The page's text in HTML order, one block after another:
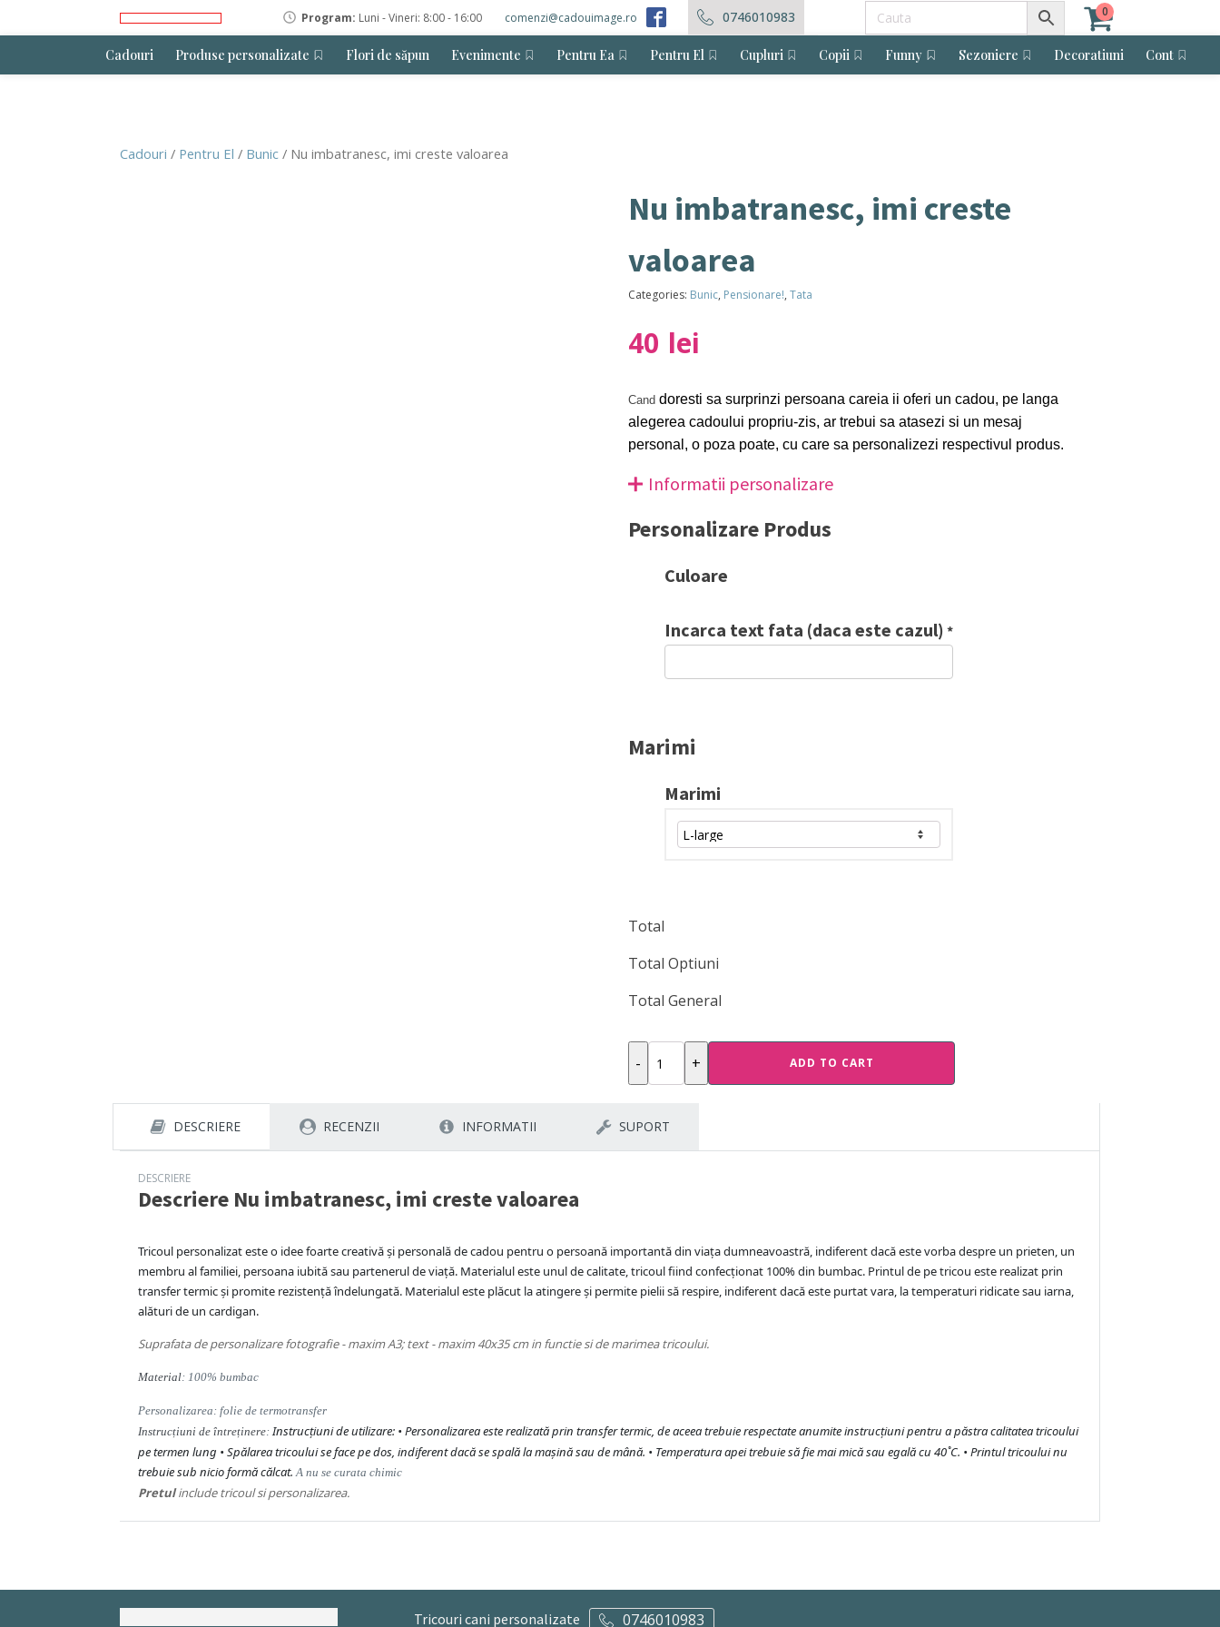
Program: Luni - Vineri: 8:00 - 16:00 comenzi@cadouimage.ro 0746010983 0
Cadouri Produse personalizate Flori de săpun Evenimente Pentru Ea Pentru El Cupluri Copii Funny Sezoniere Decoratiuni Cont
Cadouri / Pentru El / Bunic / Nu imbatranesc, imi creste valoarea
Nu imbatranesc, imi creste
valoarea
Categories: Bunic, Pensionare!, Tata
40 lei
Cand doresti sa surprinzi persoana careia ii oferi un cadou, pe langa
alegerea cadoului propriu-zis, ar trebui sa atasezi si un mesaj
personal, o poza poate, cu care sa personalizezi respectivul produs.
Informatii personalizare
Personalizare Produs
Culoare
Incarca text fata (daca este cazul) *
Marimi
Marimi
Total
Total Optiuni
Total General
-
Nu
imbatranesc,
creste
valoarea
+ ADD TO CART
DESCRIERE RECENZII INFORMATII SUPORT
DESCRIERE
Descriere Nu imbatranesc, imi creste valoarea
Tricoul personalizat este o idee foarte creativă și personală de cadou pentru o persoană importantă din viața dumneavoastră, indiferent dacă este vorba despre un prieten, un
membru al familiei, persoana iubită sau partenerul de viață. Materialul este unul de calitate, tricoul fiind confecționat 100% din bumbac. Printul de pe tricou este realizat prin
transfer termic și promite rezistență îndelungată. Materialul este plăcut la atingere și permite pielii să respire, indiferent dacă este purtat vara, la temperaturi ridicate sau iarna,
alături de un cardigan.
Suprafata de personalizare fotografie - maxim A3; text - maxim 40x35 cm in functie si de marimea tricoului.
Material: 100% bumbac
Personalizarea: folie de termotransfer
Instrucțiuni de întreținere:Instrucțiuni de utilizare: • Personalizarea este realizată prin transfer termic, de aceea trebuie respectate anumite instrucțiuni pentru a păstra calitatea tricoului
pe termen lung • Spălarea tricoului se face pe dos, indiferent dacă se spală la mașină sau de mână. • Temperatura apei trebuie să fie mai mică sau egală cu 40˚C. • Printul tricoului nu
trebuie sub nicio formă călcat. A nu se curata chimic
Pretulinclude tricoul si personalizarea.
Tricouri cani personalizate 0746010983